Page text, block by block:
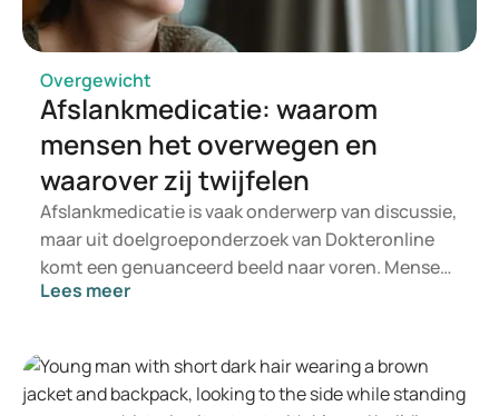
Overgewicht
Afslankmedicatie: waarom
mensen het overwegen en
waarover zij twijfelen
Afslankmedicatie is vaak onderwerp van discussie,
maar uit doelgroeponderzoek van Dokteronline
komt een genuanceerd beeld naar voren. Mensen
willen niet enkel minder wegen, maar zich ook
geschikt en betaalbaar is.
Lees meer